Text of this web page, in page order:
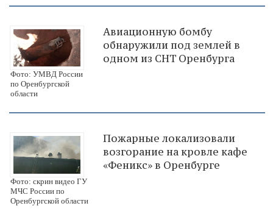
Фото: УМВД России
по Оренбургской
области
Авиационную бомбу
обнаружили под землей в
одном из СНТ Оренбурга
Фото: скрин видео ГУ
МЧС России по
Оренбургской области
Пожарные локализовали
возгорание на кровле кафе
«Феникс» в Оренбурге